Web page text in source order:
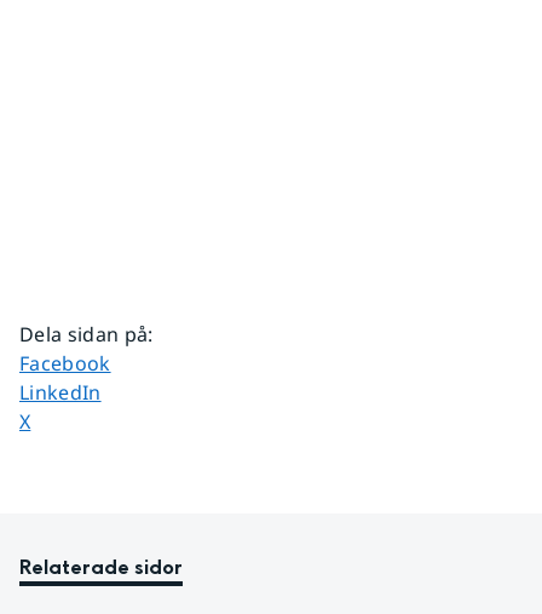
Dela sidan på:
Dela sidan på
Facebook
Dela sidan på
LinkedIn
Dela sidan på
X
Relaterade sidor